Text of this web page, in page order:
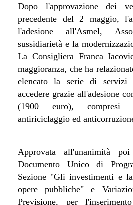
Dopo l'approvazione dei
precedente del 2 maggio,
l'adesione all'Asmel,
sussidiarietà e la
La Consigliera Franca
maggioranza, che ha
elencato la serie di
accedere grazie all'adesione
(1900 euro), compresi
antiriciclaggio ed
Approvata all'unanimità
Documento Unico di
Sezione "Gli investimenti e
opere pubbliche" e
Previsione, per